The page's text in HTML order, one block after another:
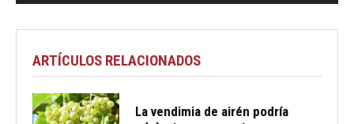
ARTÍCULOS RELACIONADOS
La vendimia de airén podría